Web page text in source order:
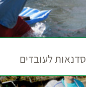
סדנאות לעובדים